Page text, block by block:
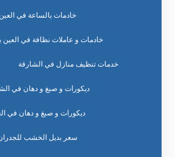
خادمات بالساعة في العين
خادمات و عاملات نظافة في العين
خدمات تنظيف منازل في الشارقة
ديكورات و صبغ و دهان في
ديكورات و صبغ و دهان في
سعر بديل الخشب